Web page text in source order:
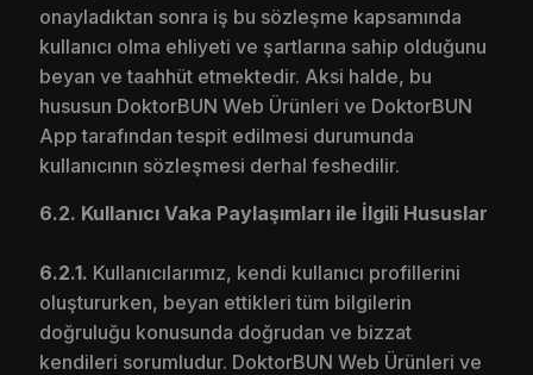
onayladıktan sonra iş bu sözleşme kapsamında
kullanıcı olma ehliyeti ve şartlarına sahip olduğunu
beyan ve taahhüt etmektedir. Aksi halde, bu
hususun DoktorBUN Web Ürünleri ve DoktorBUN
App tarafından tespit edilmesi durumunda
kullanıcının sözleşmesi derhal feshedilir.
6.2. Kullanıcı Vaka Paylaşımları ile İlgili Hususlar
6.2.1. Kullanıcılarımız, kendi kullanıcı profillerini
oluştururken, beyan ettikleri tüm bilgilerin
doğruluğu konusunda doğrudan ve bizzat
kendileri sorumludur. DoktorBUN Web Ürünleri ve